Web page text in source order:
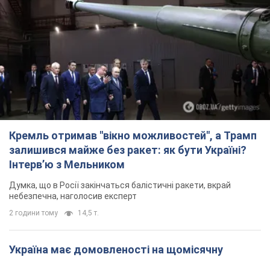
Кремль отримав "вікно можливостей", а Трамп
залишився майже без ракет: як бути Україні?
Інтерв’ю з Мельником
Думка, що в Росії закінчаться балістичні ракети, вкрай
небезпечна, наголосив експерт
2 години тому 14,5 т.
Україна має домовленості на щомісячну